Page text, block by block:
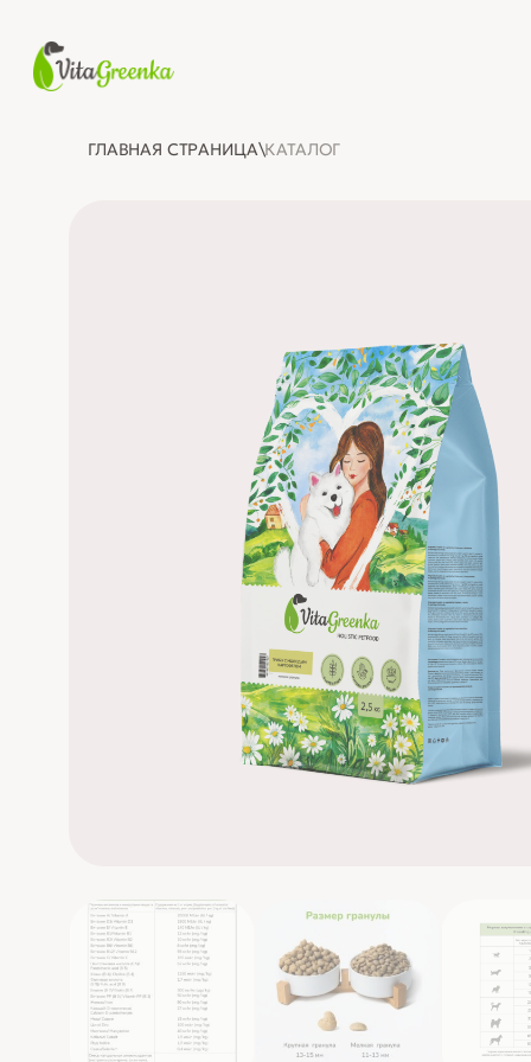
содержимому
ГЛАВНАЯ СТРАНИЦА\КАТАЛОГ